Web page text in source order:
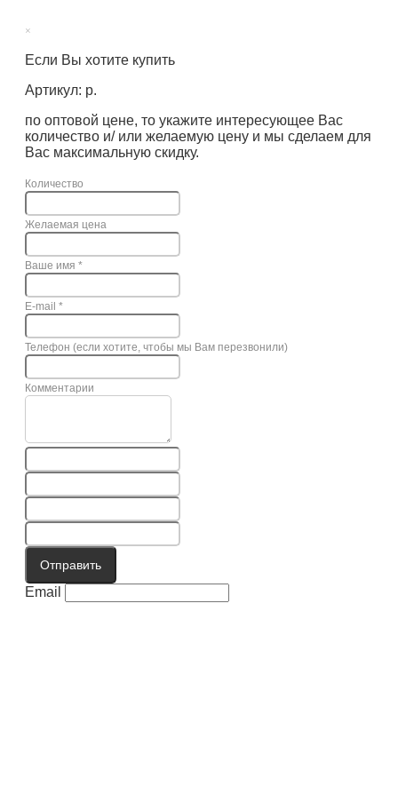
×
Если Вы хотите купить
Артикул: р.
по оптовой цене, то укажите интересующее Вас
количество и/ или желаемую цену и мы сделаем для
Вас максимальную скидку.
Количество
Желаемая цена
Ваше имя *
E-mail *
Телефон (если хотите, чтобы мы Вам перезвонили)
Комментарии
Отправить
Email